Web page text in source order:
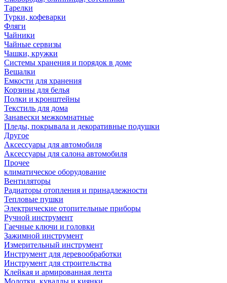
Тарелки
Турки, кофеварки
Фляги
Чайники
Чайные сервизы
Чашки, кружки
Системы хранения и порядок в доме
Вешалки
Емкости для хранения
Корзины для белья
Полки и кронштейны
Текстиль для дома
Занавески межкомнатные
Пледы, покрывала и декоративные подушки
Другое
Аксессуары для автомобиля
Аксессуары для салона автомобиля
Прочее
климатическое оборудование
Вентиляторы
Радиаторы отопления и принадлежности
Тепловые пушки
Электрические отопительные приборы
Ручной инструмент
Гаечные ключи и головки
Зажимной инструмент
Измерительный инструмент
Инструмент для деревообработки
Инструмент для строительства
Клейкая и армированная лента
Молотки, кувалды и киянки